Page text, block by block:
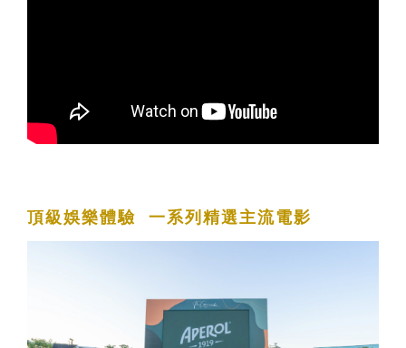
頂級娛樂體驗 一系列精選主流電影